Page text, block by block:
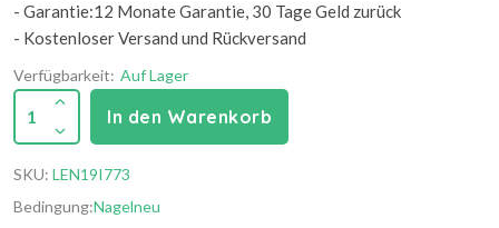
- Garantie:12 Monate Garantie, 30 Tage Geld zurück
- Kostenloser Versand und Rückversand
Verfügbarkeit: Auf Lager
1 In den Warenkorb
SKU: LEN19I773
Bedingung:Nagelneu